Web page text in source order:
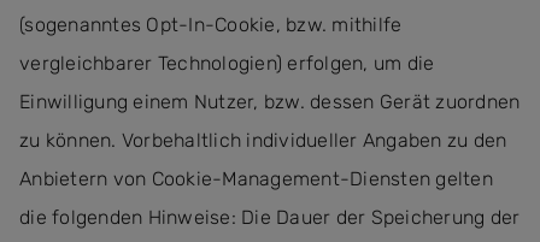
(sogenanntes Opt-In-Cookie, bzw. mithilfe
vergleichbarer Technologien) erfolgen, um die
Einwilligung einem Nutzer, bzw. dessen Gerät zuordnen
zu können. Vorbehaltlich individueller Angaben zu den
Anbietern von Cookie-Management-Diensten gelten
die folgenden Hinweise: Die Dauer der Speicherung der